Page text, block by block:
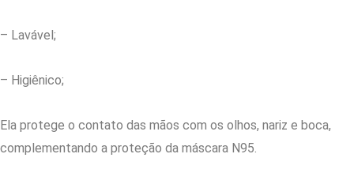
– Lavável;
– Higiênico;
Ela protege o contato das mãos com os olhos, nariz e boca,
complementando a proteção da máscara N95.